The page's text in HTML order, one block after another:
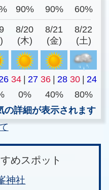
90% 90% 60%
8/20
(木)
8/21
(金)
8/22
(土)
34 27 36 28 30
24
0% 40%
80%
の詳細が表示されます
めスポット
神社